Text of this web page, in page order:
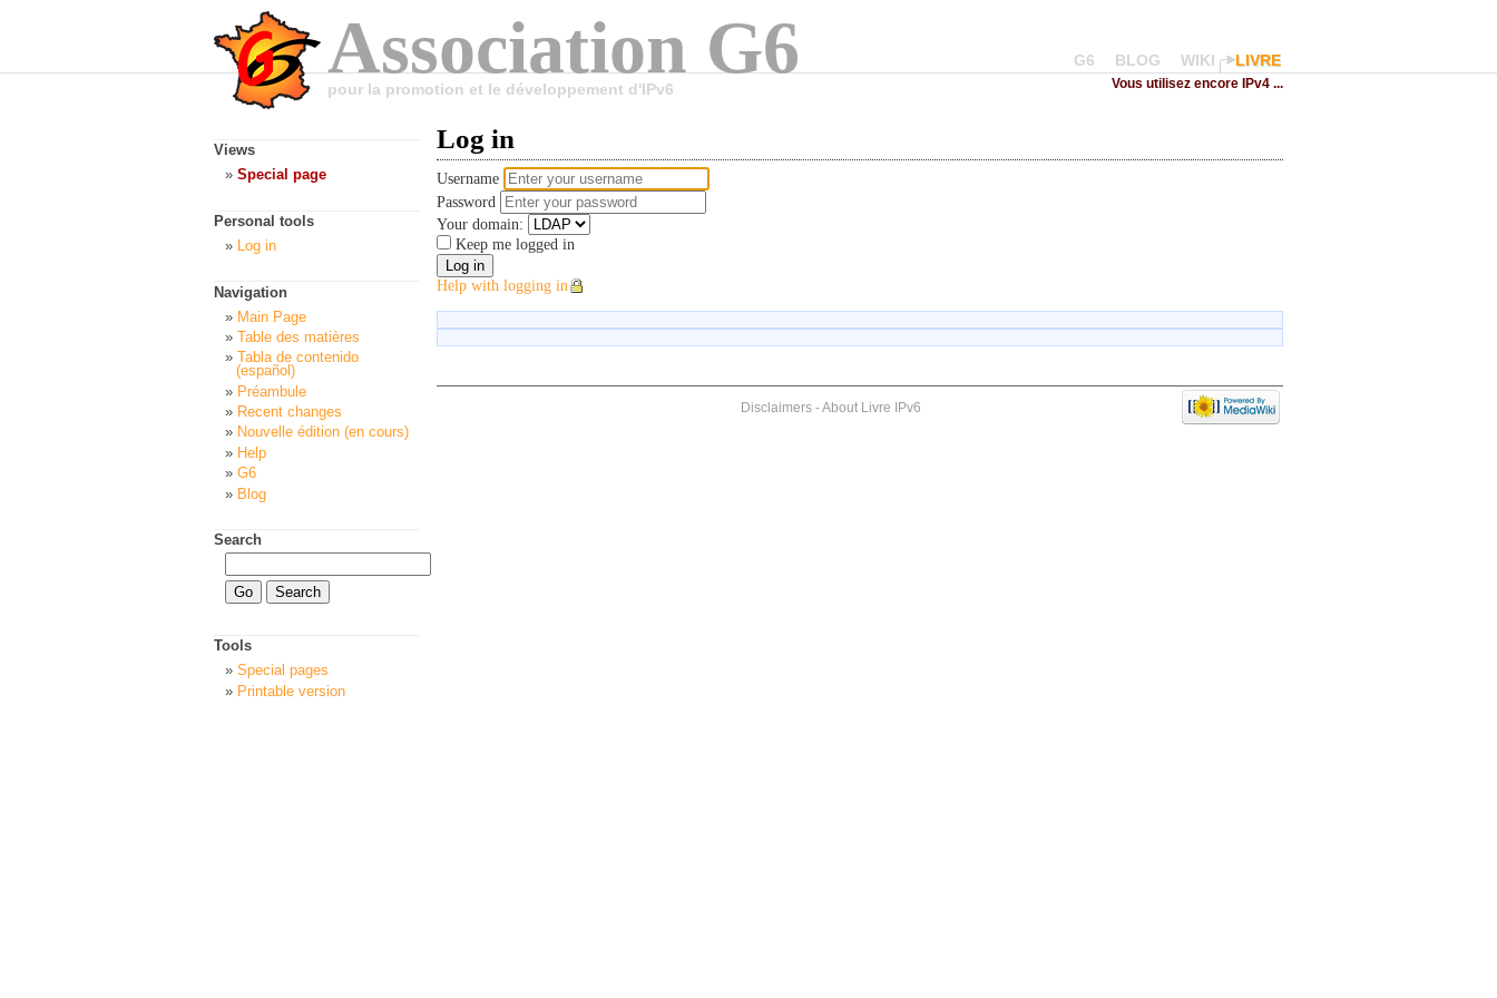
Association G6
pour la promotion et le développement d'IPv6
G6 BLOG WIKI LIVRE
Vous utilisez encore IPv4 ...
Log in
Username
Password
Your domain:
Keep me logged in
Help with logging in
Views
Special page
Personal tools
Log in
Navigation
Main Page
Table des matières
Tabla de contenido
(español)
Préambule
Recent changes
Nouvelle édition (en cours)
Help
G6
Blog
Search
Tools
Special pages
Printable version
Disclaimers-About Livre IPv6